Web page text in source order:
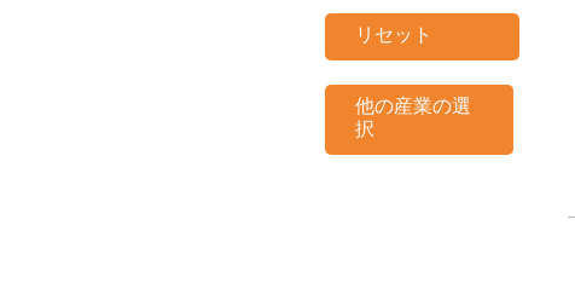
リセット
他の産業の選
択